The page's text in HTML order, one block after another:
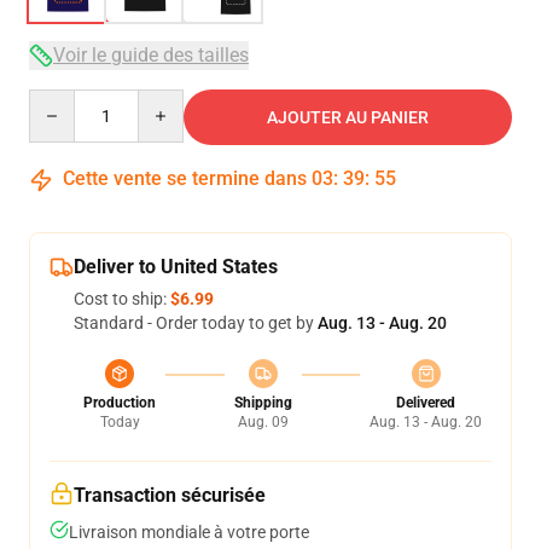
Voir le guide des tailles
AJOUTER AU PANIER
Cette vente se termine dans 03: 39: 54
Deliver to United States
Cost to ship:$6.99
Standard - Order today to get byAug. 13 - Aug. 20
Production
Today
Shipping
Aug. 09
Delivered
Aug. 13 - Aug. 20
Transaction sécurisée
Livraison mondiale à votre porte